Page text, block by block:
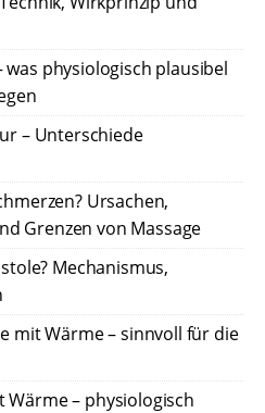
physiologisch plausibel
– Unterschiede
Ursachen,
Grenzen von Massage
Mechanismus,
mit Wärme – sinnvoll für die
Wärme – physiologisch